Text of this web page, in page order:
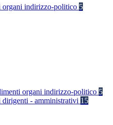
organi indirizzo-politico 5
organi indirizzo-politico 5
dirigenti - amministrativi 15